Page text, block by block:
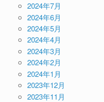
2024年7月
2024年6月
2024年5月
2024年4月
2024年3月
2024年2月
2024年1月
2023年12月
2023年11月